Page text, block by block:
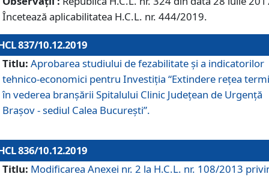
Încetează aplicabilitatea H.C.L. nr. 444/2019.
837/10.12.2019
Titlu: Aprobarea studiului de fezabilitate și a indicatorilor
tehnico-economici pentru Investiția “Extindere rețea
în vederea branșării Spitalului Clinic Județean de Urgență
Brașov - sediul Calea București”.
836/10.12.2019
Titlu: Modificarea Anexei nr. 2 la H.C.L. nr. 108/2013